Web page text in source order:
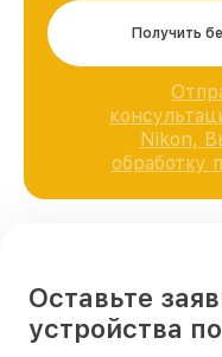
Получить
Nikon,
обработку
Оставьте
устройства